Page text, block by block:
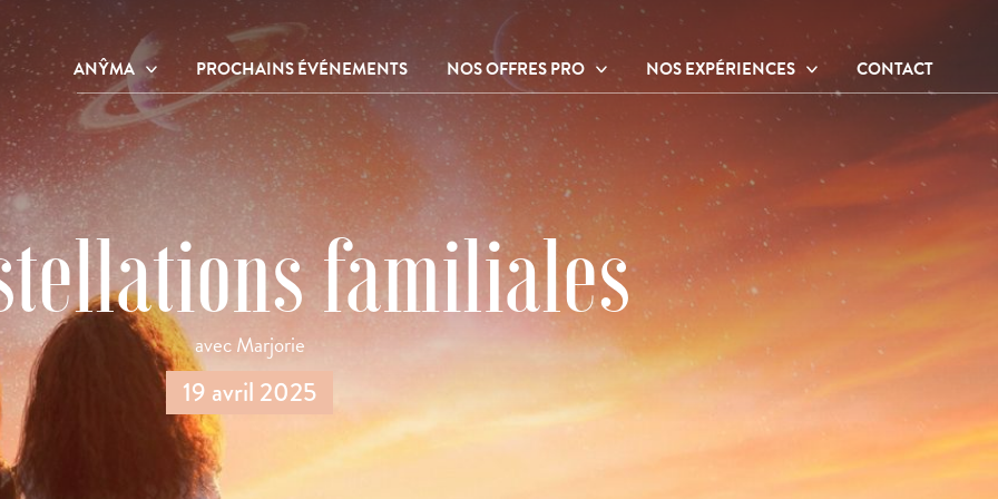
ANŶMA
Notre centre de bien-être et de
ressourcement
Notre histoire
Galerie photos
PROCHAINS ÉVÉNEMENTS NOS OFFRES PRO
Nos offres thérapeutes
Nos offres entreprises
NOS EXPÉRIENCES
Ateliers et activités
Hébergements
Sur place
À proximité
Nos praticiens
CONTACT
familiales
avec Marjorie
19 avril 2025